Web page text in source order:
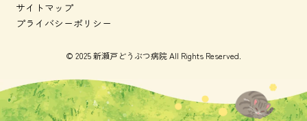
サイトマップ
プライバシーポリシー
© 2025 新瀬戸どうぶつ病院 All Rights Reserved.